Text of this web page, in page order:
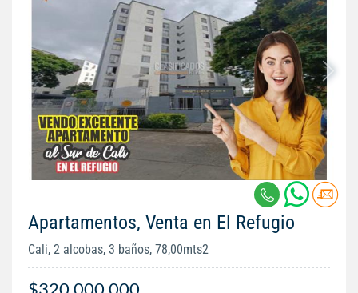
Apartamentos, Venta en El Refugio
Cali, 2 alcobas, 3 baños, 78,00mts2
$320.000.000